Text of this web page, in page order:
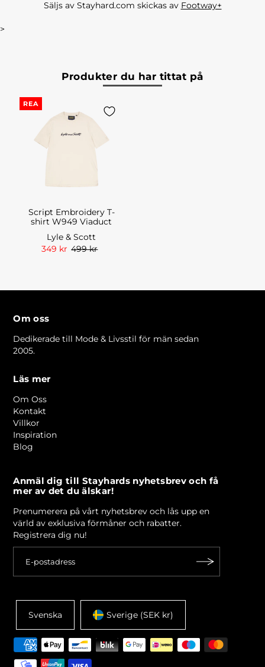
Säljs av Stayhard.com skickas av Footway+
>
Produkter du har tittat på
REA
Script Embroidery T-
shirt W949 Viaduct
Lyle & Scott
349 kr 499 kr
Om oss
Dedikerade till Mode & Livsstil för män sedan
2005.
Läs mer
Om Oss
Kontakt
Villkor
Inspiration
Blog
Anmäl dig till Stayhards nyhetsbrev och få
mer av det du älskar!
Prenumerera på vårt nyhetsbrev och lås upp en
värld av exklusiva förmåner och rabatter.
Registrera dig nu!
Svenska Sverige (SEK kr)